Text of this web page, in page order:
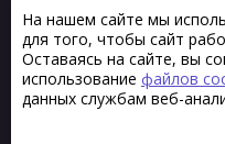
Полотенцесушители
Комплектующие
Плитка
© 2013 - 2026 Интернет-
файлы «cookie» для
На нашем сайте мы
для того, чтобы сайт
Оставаясь на сайте, вы
использование файлов
данных службам веб-